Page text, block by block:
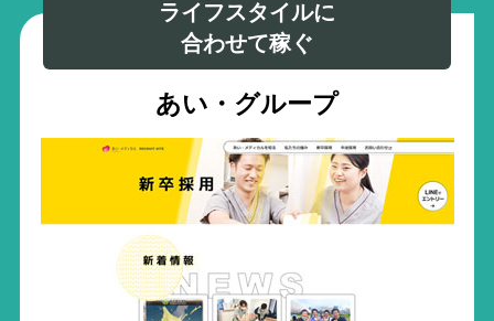
ライフスタイルに
合わせて稼ぐ
あい・グループ